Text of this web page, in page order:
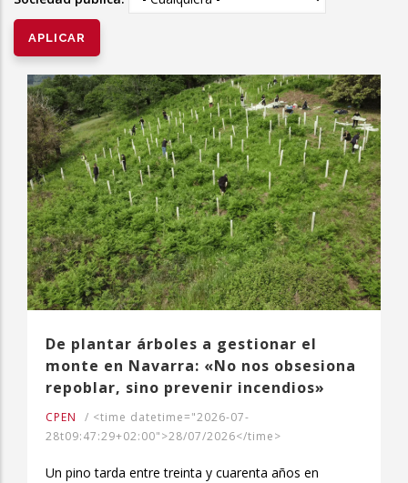
navegación
De plantar árboles a gestionar el
monte en Navarra: «No nos obsesiona
repoblar, sino prevenir incendios»
CPEN / <time datetime="2026-07-
28t09:47:29+02:00">28/07/2026</time>
Un pino tarda entre treinta y cuarenta años en